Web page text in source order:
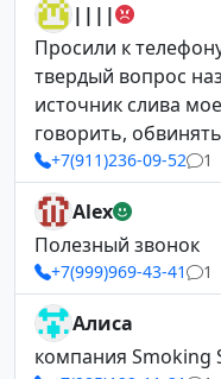
||||
Просили к
твердый вопрос
источник слива
говорить,
+7(911)236-09-52 1
Alex
Полезный звонок
+7(999)969-43-41 1
Алиса
компания Smoking